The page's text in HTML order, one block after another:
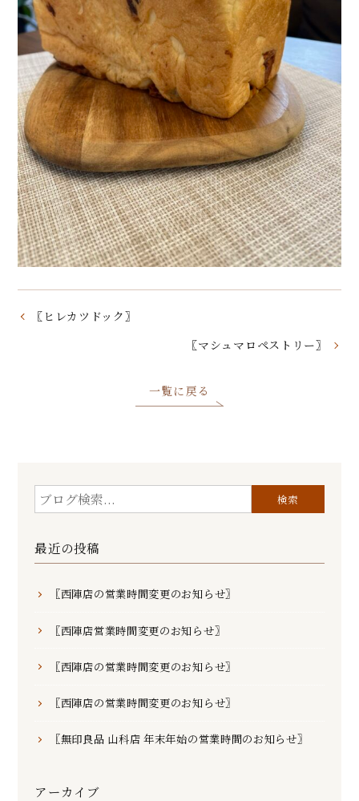
〖ヒレカツドック〗
〖マシュマロペストリー〗
一覧に戻る
最近の投稿
〖西陣店の営業時間変更のお知らせ〗
〖西陣店営業時間変更のお知らせ〗
〖西陣店の営業時間変更のお知らせ〗
〖西陣店の営業時間変更のお知らせ〗
〖無印良品 山科店 年末年始の営業時間のお知らせ〗
アーカイブ